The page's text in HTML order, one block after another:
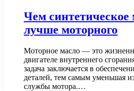
Чем синтетическое
лучше моторного
Моторное масло — это
двигателе внутреннего
задача заключается в
деталей, тем самым уменьшая
службы мотора.…